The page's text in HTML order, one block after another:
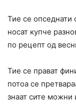
Тие се опседнати
носат купче
по рецепт од
Тие се прават
потоа се
знаат сите можни